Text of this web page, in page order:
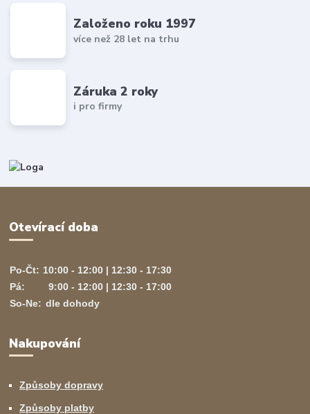
Založeno roku 1997
více než 28 let na trhu
Záruka 2 roky
i pro firmy
Otevírací doba
Po-Čt: 10:00 - 12:00 | 12:30 - 17:30
Pá:
9:00 - 12:00 | 12:30 - 17:00
So-Ne: dle dohody
Nakupování
Způsoby dopravy
Způsoby platby